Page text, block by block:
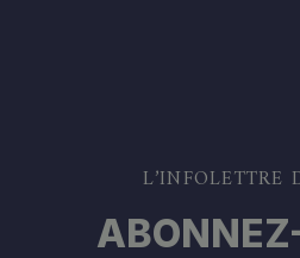
L’INFOLETTRE